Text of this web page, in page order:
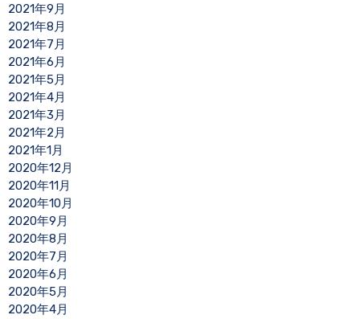
2021年9月
2021年8月
2021年7月
2021年6月
2021年5月
2021年4月
2021年3月
2021年2月
2021年1月
2020年12月
2020年11月
2020年10月
2020年9月
2020年8月
2020年7月
2020年6月
2020年5月
2020年4月